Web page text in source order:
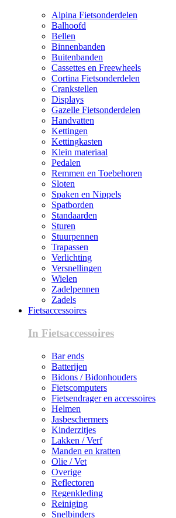
Alpina Fietsonderdelen
Balhoofd
Bellen
Binnenbanden
Buitenbanden
Cassettes en Freewheels
Cortina Fietsonderdelen
Crankstellen
Displays
Gazelle Fietsonderdelen
Handvatten
Kettingen
Kettingkasten
Klein materiaal
Pedalen
Remmen en Toebehoren
Sloten
Spaken en Nippels
Spatborden
Standaarden
Sturen
Stuurpennen
Trapassen
Verlichting
Versnellingen
Wielen
Zadelpennen
Zadels
Fietsaccessoires
In Fietsaccessoires
Bar ends
Batterijen
Bidons / Bidonhouders
Fietscomputers
Fietsendrager en accessoires
Helmen
Jasbeschermers
Kinderzitjes
Lakken / Verf
Manden en kratten
Olie / Vet
Overige
Reflectoren
Regenkleding
Reiniging
Snelbinders